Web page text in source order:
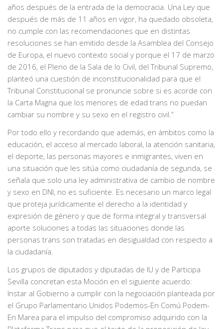
años después de la entrada de la democracia. Una Ley que
después de más de 11 años en vigor, ha quedado obsoleta,
no cumple con las recomendaciones que en distintas
resoluciones se han emitido desde la Asamblea del Consejo
de Europa, el nuevo contexto social y porque el 17 de marzo
de 2016, el Pleno de la Sala de lo Civil, del Tribunal Supremo,
planteó una cuestión de inconstitucionalidad para que el
Tribunal Constitucional se pronuncie sobre si es acorde con
la Carta Magna que los menores de edad trans no puedan
cambiar su nombre y su sexo en el registro civil.”
Por todo ello y recordando que además, en ámbitos como la
educación, el acceso al mercado laboral, la atención sanitaria,
el deporte, las personas mayores e inmigrantes, viven en
una situación que les sitúa como ciudadanía de segunda, se
señala que solo una ley administrativa de cambio de nombre
y sexo en DNI, no es suficiente. Es necesario un marco legal
que proteja jurídicamente el derecho a la identidad y
expresión de género y que de forma integral y transversal
aporte soluciones a todas las situaciones donde las
personas trans son tratadas en desigualdad con respecto a
la ciudadanía.
Los grupos de diputados y diputadas de IU y de Participa
Sevilla concretan esta Moción en el siguiente acuerdo:
Instar al Gobierno a cumplir con la negociación planteada por
el Grupo Parlamentario Unidos Podemos-En Comú Podem-
En Marea para el impulso del compromiso adquirido con la